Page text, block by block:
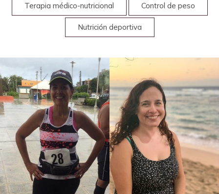
Terapia médico-nutricional Control de peso
Nutrición deportiva